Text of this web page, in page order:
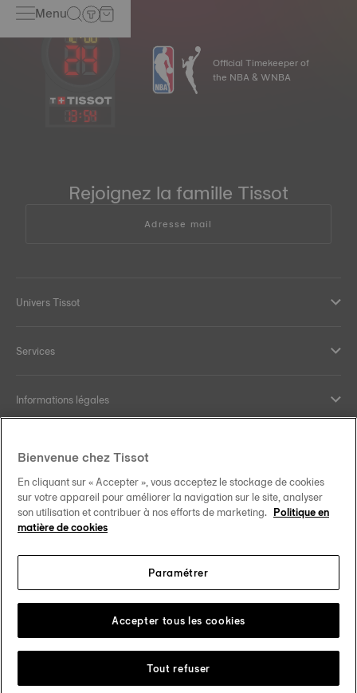
Menu
13:54
Official Timekeeper of
the NBA & WNBA
Rejoignez la famille Tissot
Adresse mail
Univers Tissot
Services
Informations légales
Nos engagements
Suivez-nous sur les réseaux sociaux
Changer de pays Tissot Copyrights 2026
Bienvenue chez Tissot
En cliquant sur « Accepter », vous acceptez le stockage de cookies
sur votre appareil pour améliorer la navigation sur le site, analyser
son utilisation et contribuer à nos efforts de marketing. Politique en
matière de cookies
Paramétrer
Tout refuser
Accepter tous les cookies